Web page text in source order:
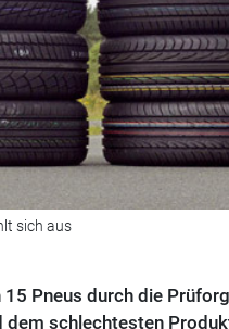
sich aus
Pneus durch die
schlechtesten